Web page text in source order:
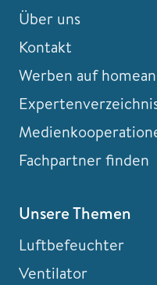
Über uns
Kontakt
Werben auf
Fachpartner finden
Unsere Themen
Luftbefeuchter
Ventilator